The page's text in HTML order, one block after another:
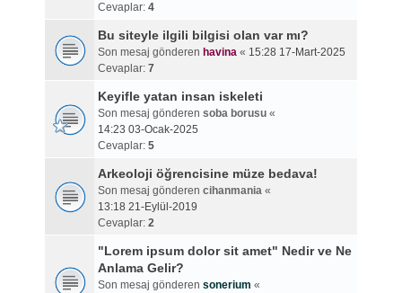
Cevaplar: 4
Bu siteyle ilgili bilgisi olan var mı?
Son mesaj gönderen havina« 15:28 17-Mart-2025
Cevaplar: 7
Keyifle yatan insan iskeleti
Son mesaj gönderen soba borusu«
14:23 03-Ocak-2025
Cevaplar: 5
Arkeoloji öğrencisine müze bedava!
Son mesaj gönderen cihanmania«
13:18 21-Eylül-2019
Cevaplar: 2
"Lorem ipsum dolor sit amet" Nedir ve Ne
Anlama Gelir?
Son mesaj gönderen sonerium «